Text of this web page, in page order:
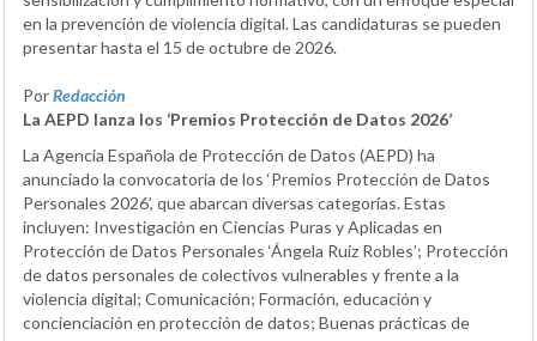
en la prevención de violencia digital. Las candidaturas se pueden
presentar hasta el 15 de octubre de 2026.
PorRedacción
La AEPD lanza los ‘Premios Protección de Datos 2026’
La Agencia Española de Protección de Datos (AEPD) ha
anunciado la convocatoria de los ‘Premios Protección de Datos
Personales 2026’, que abarcan diversas categorías. Estas
incluyen: Investigación en Ciencias Puras y Aplicadas en
Protección de Datos Personales ‘Ángela Ruiz Robles’; Protección
de datos personales de colectivos vulnerables y frente a la
violencia digital; Comunicación; Formación, educación y
concienciación en protección de datos; Buenas prácticas de